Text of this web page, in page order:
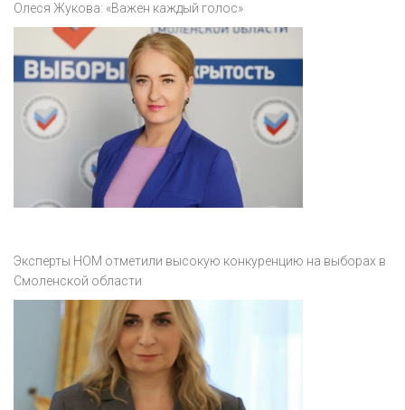
Олеся Жукова: «Важен каждый голос»
Эксперты НОМ отметили высокую конкуренцию на выборах в
Смоленской области